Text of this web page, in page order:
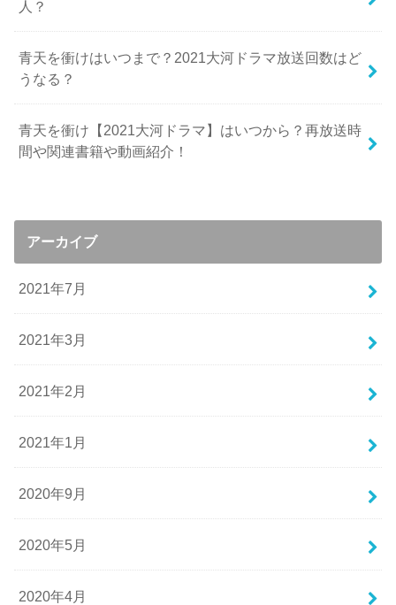
人？
青天を衝けはいつまで？2021大河ドラマ放送回数はど
うなる？
青天を衝け【2021大河ドラマ】はいつから？再放送時
間や関連書籍や動画紹介！
アーカイブ
2021年7月
2021年3月
2021年2月
2021年1月
2020年9月
2020年5月
2020年4月